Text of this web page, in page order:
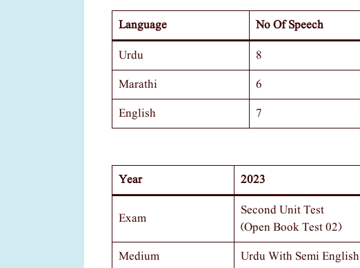
Language No Of Speech
Urdu
8
Marathi
6
English
7
Year 2023
Exam
Second Unit Test
(open Book Test 02)
Medium
Urdu With Semi English